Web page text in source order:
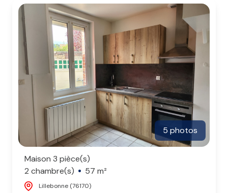
5 photos
Maison 3 pièce(s)
2 chambre(s)
57 m²
Lillebonne (76170)